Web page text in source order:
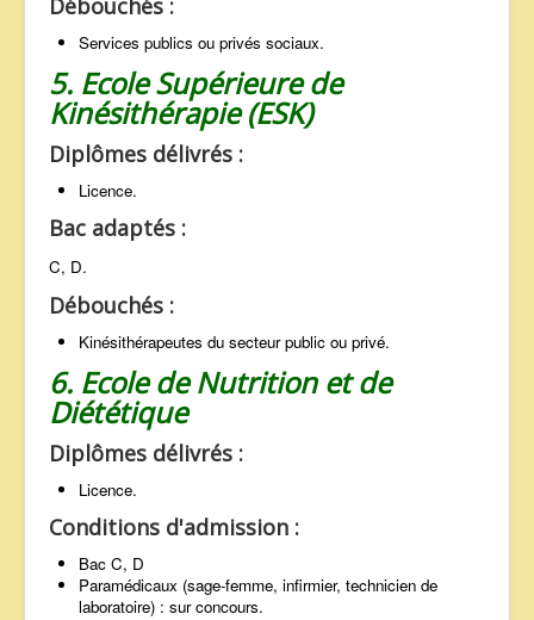
Débouchés :
Services publics ou privés sociaux.
5. Ecole Supérieure de
Kinésithérapie (ESK)
Diplômes délivrés :
Licence.
Bac adaptés :
C, D.
Débouchés :
Kinésithérapeutes du secteur public ou privé.
6. Ecole de Nutrition et de
Diététique
Diplômes délivrés :
Licence.
Conditions d'admission :
Bac C, D
Paramédicaux (sage-femme, infirmier, technicien de
laboratoire) : sur concours.